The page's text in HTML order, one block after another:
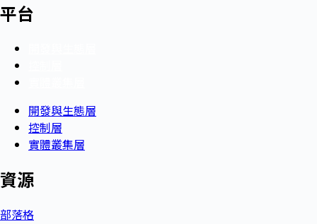
平台
開發與生態層
控制層
實體叢集層
資源
部落格